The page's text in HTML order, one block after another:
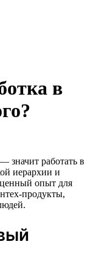
в
— значит работать в
иерархии и
опыт для
продукты,